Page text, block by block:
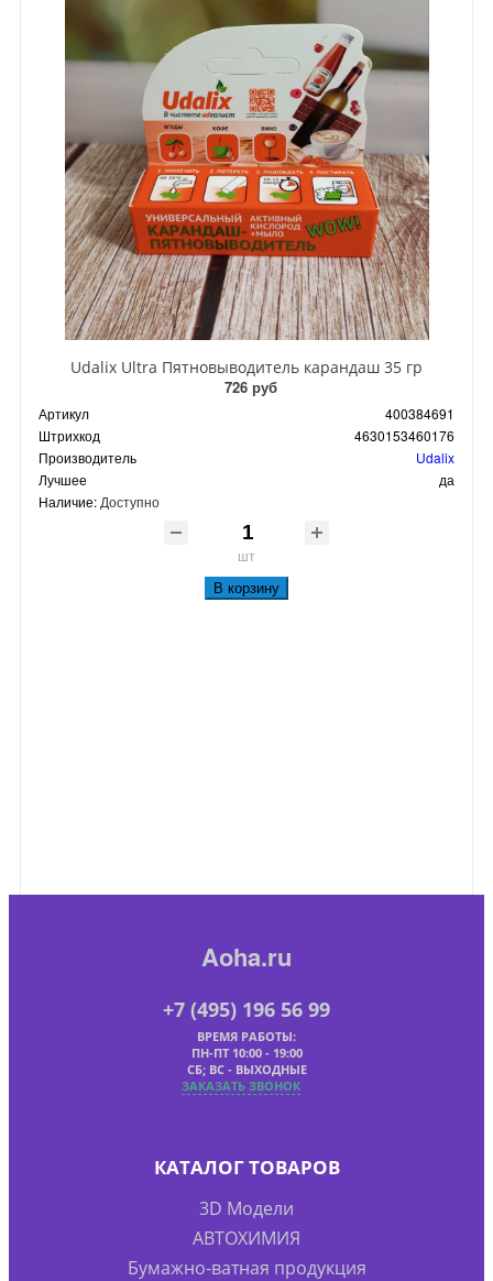
Udalix Ultra Пятновыводитель карандаш 35 гр
726 руб
Артикул
400384691
Штрихкод
4630153460176
Производитель
Udalix
Лучшее
да
Наличие: Доступно
шт
В корзину
Aoha.ru
+7 (495) 196 56 99
ВРЕМЯ РАБОТЫ:
ПН-ПТ 10:00 - 19:00
СБ; ВС - ВЫХОДНЫЕ
ЗАКАЗАТЬ ЗВОНОК
КАТАЛОГ ТОВАРОВ
3D Модели
АВТОХИМИЯ
Бумажно-ватная продукция